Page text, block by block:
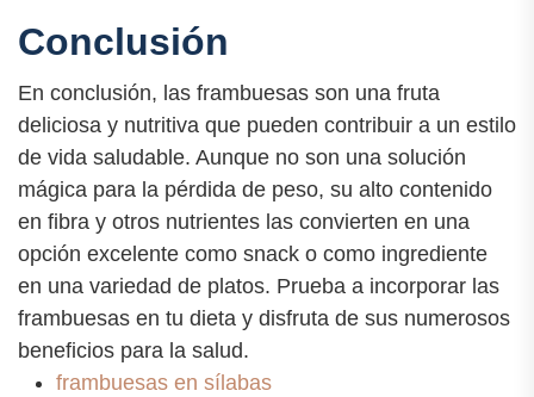
Conclusión
En conclusión, las frambuesas son una fruta
deliciosa y nutritiva que pueden contribuir a un estilo
de vida saludable. Aunque no son una solución
mágica para la pérdida de peso, su alto contenido
en fibra y otros nutrientes las convierten en una
opción excelente como snack o como ingrediente
en una variedad de platos. Prueba a incorporar las
frambuesas en tu dieta y disfruta de sus numerosos
beneficios para la salud.
frambuesas en sílabas